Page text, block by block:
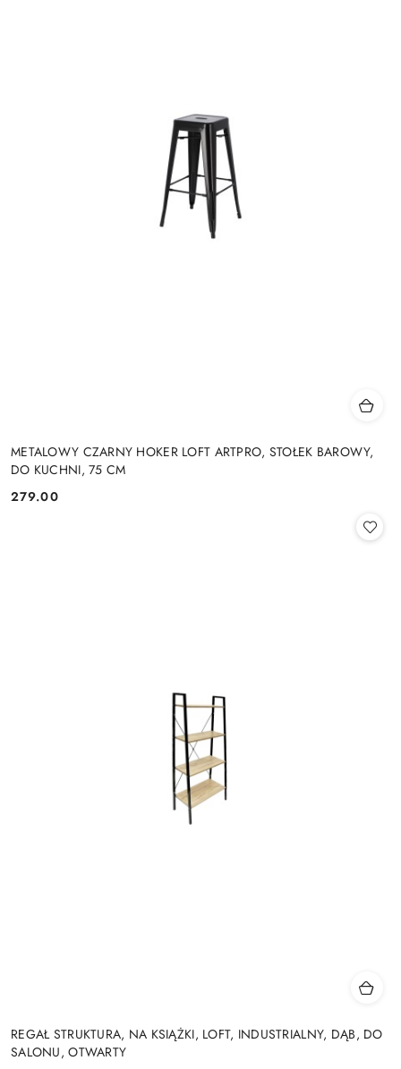
METALOWY CZARNY HOKER LOFT ARTPRO, STOŁEK BAROWY,
DO KUCHNI, 75 CM
Cena:
279.00
REGAŁ STRUKTURA, NA KSIĄŻKI, LOFT, INDUSTRIALNY, DĄB, DO
SALONU, OTWARTY